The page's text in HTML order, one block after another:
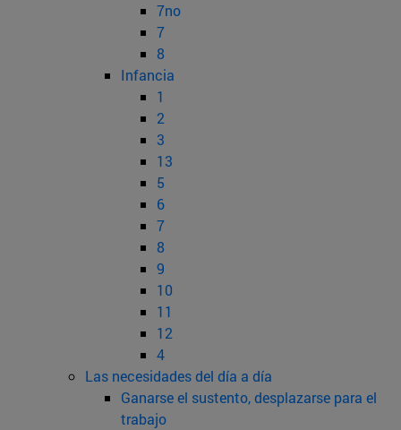
7no
7
8
Infancia
1
2
3
13
5
6
7
8
9
10
11
12
4
Las necesidades del día a día
Ganarse el sustento, desplazarse para el
trabajo